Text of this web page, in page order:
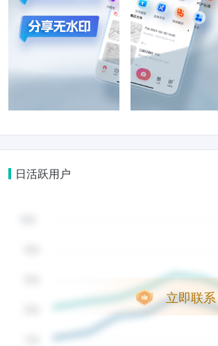
容，支持多种主流语种互译，翻译内容与原图文字位置
去除手写笔迹，一键还原无手写笔迹试卷/文件，试错重
放手机内存，防止文件丢失。文件改名。文件管理轻松
入音频视频，一键转写为文字稿，支持导出word,识别
、文件、发票、身份证件、会议记录、工作总结等等、
随时扫描板书、PPT课件、课堂笔记；课下批量扫描复
上作业一键扫描保存提交、做过的试卷扫描擦除笔迹，
提升。学生错题扫描整理跟踪，分享学生家长同步教学
择，手机在手，哪都能走！欢迎下载体验，我们为您提
日活跃用户
立即联